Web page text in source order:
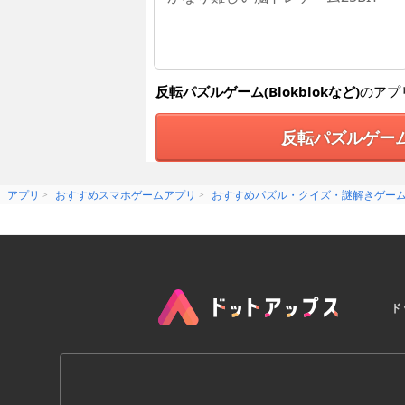
反転パズルゲーム(Blokblokなど)のアプ
反転パズルゲー
アプリ おすすめスマホゲームアプリ おすすめパズル・クイズ・謎解きゲー